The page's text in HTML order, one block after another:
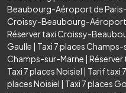
Beaubourg-Aéroport de
Croissy-Beaubourg-Aéroport
Réserver taxi Croissy-
Gaulle | Taxi 7 places
Champs-sur-Marne |
Taxi 7 places Noisiel | Tarif taxi
places Noisiel | Taxi 7 places